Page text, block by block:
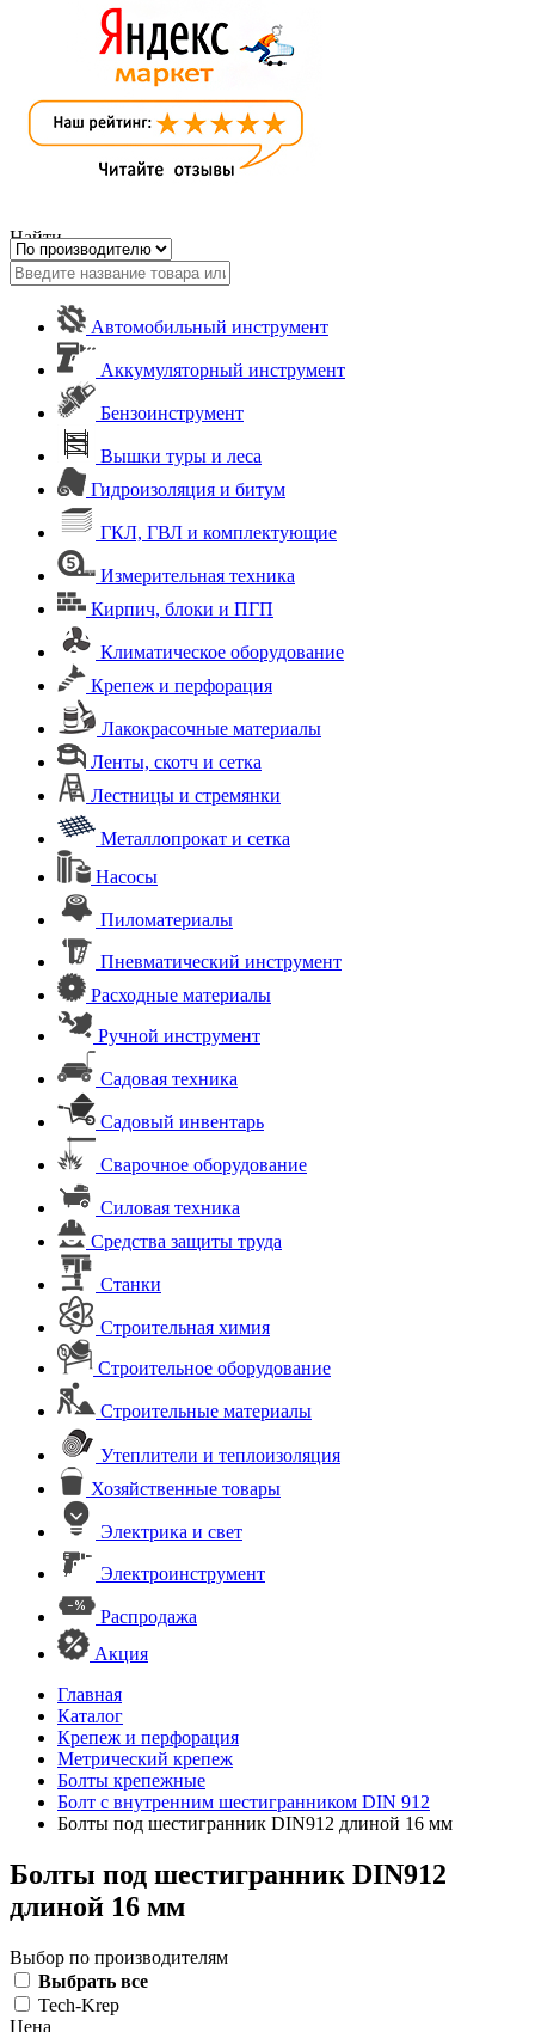
Найти
Автомобильный инструмент
Аккумуляторный инструмент
Бензоинструмент
Вышки туры и леса
Гидроизоляция и битум
ГКЛ, ГВЛ и комплектующие
Измерительная техника
Кирпич, блоки и ПГП
Климатическое оборудование
Крепеж и перфорация
Лакокрасочные материалы
Ленты, скотч и сетка
Лестницы и стремянки
Металлопрокат и сетка
Насосы
Пиломатериалы
Пневматический инструмент
Расходные материалы
Ручной инструмент
Садовая техника
Садовый инвентарь
Сварочное оборудование
Силовая техника
Средства защиты труда
Станки
Строительная химия
Строительное оборудование
Строительные материалы
Утеплители и теплоизоляция
Хозяйственные товары
Электрика и свет
Электроинструмент
Распродажа
Акция
Главная
Каталог
Крепеж и перфорация
Метрический крепеж
Болты крепежные
Болт с внутренним шестигранником DIN 912
Болты под шестигранник DIN912 длиной 16 мм
Болты под шестигранник DIN912
длиной 16 мм
Выбор по производителям
Выбрать все
Tech-Krep
Цена